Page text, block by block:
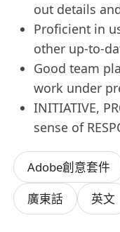
out details
Proficient in
other up-to-
Good team
work under
INITIATIVE,
sense of
Adobe創意套件
廣東話
英文